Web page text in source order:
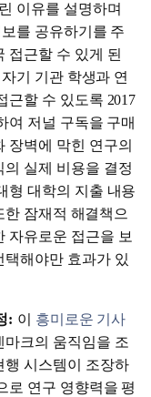
이유를 설명하며
를 공유하기를 주
접근할 수 있게 된
기 기관 학생과 연
근할 수 있도록 2017
여 저널 구독을 구매
장벽에 막힌 연구의
실제 비용을 결정
형 대학의 지출 내용
한 잠재적 해결책으
자유로운 접근을 보
해야만 효과가 있
: 이 흥미로운 기사
마크의 움직임을 조
행 시스템이 조장하
로 연구 영향력을 평